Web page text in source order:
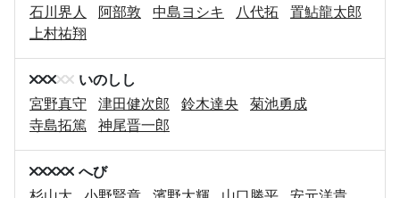
石川界人
阿部敦 中島ヨシキ 八代拓
置鮎龍太郎
上村祐翔
いのしし
宮野真守
津田健次郎 鈴木達央
菊池勇成
寺島拓篤
神尾晋一郎
へび